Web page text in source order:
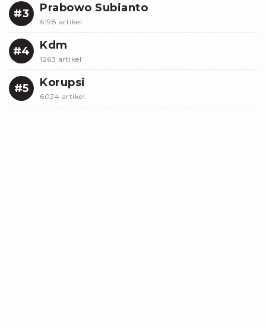
#3 Prabowo Subianto
6198 artikel
#4 Kdm
1263 artikel
#5 Korupsi
6024 artikel